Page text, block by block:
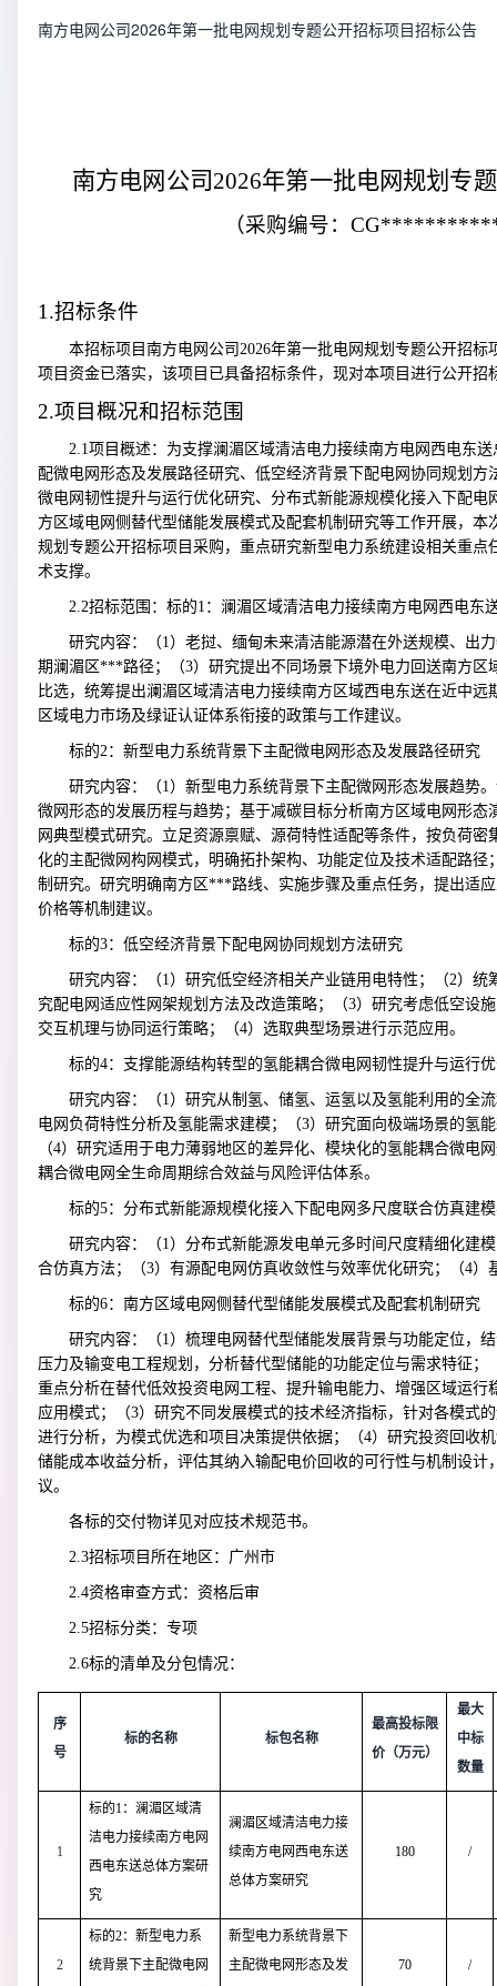
南方电网公司2026年第一批电网规划专题公开招标项目招标公告
南方电网公司2026年第一批电网规划专
（采购编号：
1.招标条件
本招标项目 南方电网公司2026年第一批电网规划专题公开招标
项目资金已落实 ， 该项目已具备招标条件，现对本项目进行公开招
2.项目概况和招标范围
2.1项目概述： 为支撑澜湄区域清洁电力接续南方电网西电东
配微电网形态及发展路径研究、低空经济背景下配电网协同规划
微电网韧性提升与运行优化研究、分布式新能源规模化接入下配电
方区域电网侧替代型储能发展模式及配套机制研究等工作开展，本
规划专题公开招标项目采购，重点研究新型电力系统建设相关重点
术支撑。
2.2招标范围 ： 标的1：澜湄区域清洁电力接续南方电网西电东
研究内容：（1）老挝、缅甸未来清洁能源潜在外送规模、出
期澜湄区***路径；（3）研究提出不同场景下境外电力回送南方区
比选，统筹提出澜湄区域清洁电力接续南方区域西电东送在近中
区域电力市场及绿证认证体系衔接的政策与工作建议。
标的2：新型电力系统背景下主配微电网形态及发展路径研究
研究内容：（1）新型电力系统背景下主配微网形态发展趋势
微网形态的发展历程与趋势；基于减碳目标分析南方区域电网形态
网典型模式研究。立足资源禀赋、源荷特性适配等条件，按负荷
化的主配微网构网模式，明确拓扑架构、功能定位及技术适配路径
制研究。研究明确南方区***路线、实施步骤及重点任务，提出适
价格等机制建议。
标的3：低空经济背景下配电网协同规划方法研究
研究内容：（1）研究低空经济相关产业链用电特性；（2）
究配电网适应性网架规划方法及改造策略；（3）研究考虑低空设
交互机理与协同运行策略；（4）选取典型场景进行示范应用。
标的4：支撑能源结构转型的氢能耦合微电网韧性提升与运行
研究内容：（1）研究从制氢、储氢、运氢以及氢能利用的全
电网负荷特性分析及氢能需求建模；（3）研究面向极端场景的氢
（4）研究适用于电力薄弱地区的差异化、模块化的氢能耦合微电
耦合微电网全生命周期综合效益与风险评估体系。
标的5：分布式新能源规模化接入下配电网多尺度联合仿真建
研究内容：（1）分布式新能源发电单元多时间尺度精细化建
合仿真方法；（3）有源配电网仿真收敛性与效率优化研究；（4
标的6：南方区域电网侧替代型储能发展模式及配套机制研究
研究内容：（1）梳理电网替代型储能发展背景与功能定位，
压力及输变电工程规划，分析替代型储能的功能定位与需求特征
重点分析在替代低效投资电网工程、提升输电能力、增强区域运行
应用模式；（3）研究不同发展模式的技术经济指标，针对各模式
进行分析，为模式优选和项目决策提供依据；（4）研究投资回收
储能成本收益分析，评估其纳入输配电价回收的可行性与机制设计
议。
各标的交付物详见对应技术规范书。
2.3招标项目所在地区： 广州市
2.4资格审查方式： 资格后审
2.5招标分类： 专项
2.6标的清单及分包情况：
序
号
标的名称 标包名称
最高投标限
价（万元）
最大
中标
数量
1
标的1：澜湄区域清
洁电力接续南方电网
西电东送总体方案研
究
澜湄区域清洁电力接
续南方电网西电东送
总体方案研究
180 /
2
标的2：新型电力系
统背景下主配微电网
新型电力系统背景下
主配微电网形态及发
70 /